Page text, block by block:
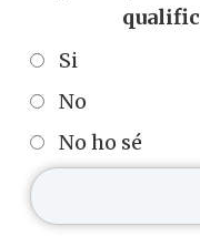
Si
No
No ho sé